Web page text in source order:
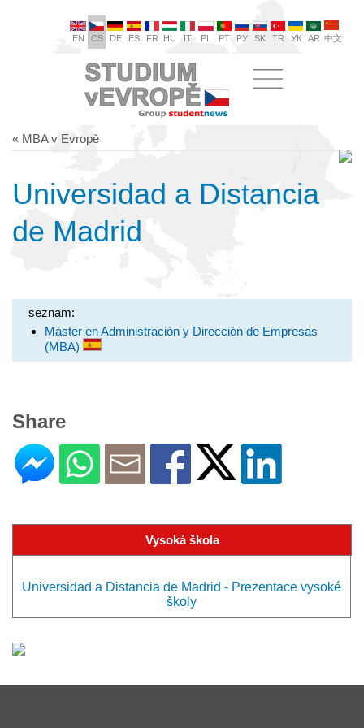
EN CS DE ES FR HU IT PL PT РУ SK TR УК AR 中文
« MBA v Evropě
Universidad a Distancia
de Madrid
seznam:
Máster en Administración y Dirección de Empresas
(MBA)
Share
Vysoká škola
Universidad a Distancia de Madrid - Prezentace vysoké
školy